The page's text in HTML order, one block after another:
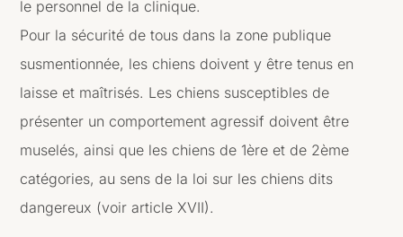
le personnel de la clinique.
Pour la sécurité de tous dans la zone publique
susmentionnée, les chiens doivent y être tenus en
laisse et maîtrisés. Les chiens susceptibles de
présenter un comportement agressif doivent être
muselés, ainsi que les chiens de 1ère et de 2ème
catégories, au sens de la loi sur les chiens dits
dangereux (voir article XVII).